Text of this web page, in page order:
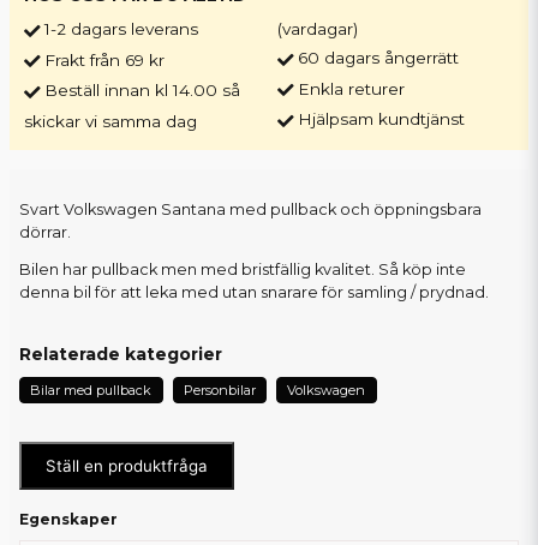
1-2 dagars leverans
Frakt från 69 kr
Beställ innan kl 14.00 så
skickar vi samma dag
(vardagar)
60 dagars ångerrätt
Enkla returer
Hjälpsam kundtjänst
Svart Volkswagen Santana med pullback och öppningsbara
dörrar.
Bilen har pullback men med bristfällig kvalitet. Så köp inte
denna bil för att leka med utan snarare för samling / prydnad.
Relaterade kategorier
Bilar med pullback Personbilar Volkswagen
Ställ en produktfråga
Egenskaper